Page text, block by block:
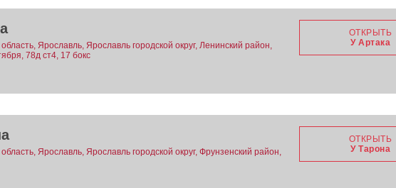
Ярославль, Ярославль городской округ, Ленинский район,
78д ст4, 17 бокс
ОТКРЫТЬ
У Артака
Ярославль, Ярославль городской округ, Фрунзенский район,
ОТКРЫТЬ
У Тарона